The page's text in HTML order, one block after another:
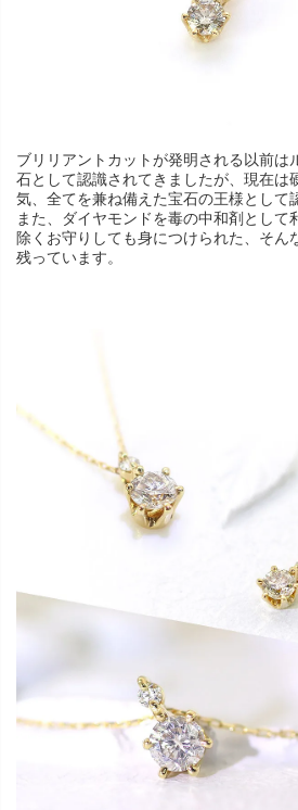
ブリリアントカットが発明される以前は
石として認識されてきましたが、現在は
気、全てを兼ね備えた宝石の王様として
また、ダイヤモンドを毒の中和剤として
除くお守りしても身につけられた、そん
残っています。